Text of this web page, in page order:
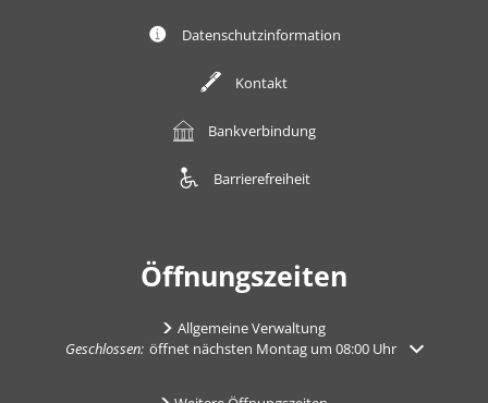
Datenschutzinformation
Kontakt
Bankverbindung
Barrierefreiheit
Öffnungszeiten
Allgemeine Verwaltung
Klicken, um weitere Öffnungs- oder Schließzeiten auszublenden
Geschlossen: öffnet nächsten Montag um 08:00 Uhr